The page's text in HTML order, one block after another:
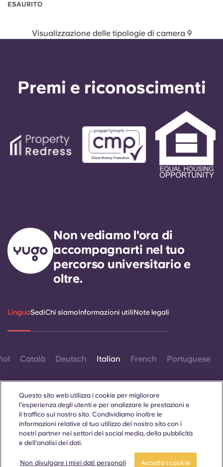
ESAURITO
Visualizzazione delle tipologie di camera 9
Premi e riconoscimenti
Non vediamo l'ora di
accompagnarti nel tuo
percorso universitario e
oltre.
LinguaSediChi siamoInformazioni utiliNote legali
Català Deutsch Italian French Portuguese
Contattaci
Questo sito web utilizza i cookie per migliorare
l'esperienza degli utenti e per analizzare le prestazioni e
il traffico sul nostro sito. Condividiamo inoltre le
informazioni relative al tuo utilizzo del nostro sito con i
nostri partner nei settori dei social media, della pubblicità
e dell'analisi dei dati.
Non divulgare i miei dati personali Accetta i cookie